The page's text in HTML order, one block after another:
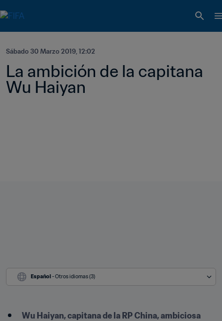
Sábado 30 Marzo 2019, 12:02
La ambición de la capitana
Wu Haiyan
Español - Otros idiomas (3)
Wu Haiyan, capitana de la RP China, ambiciosa